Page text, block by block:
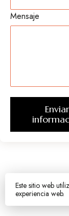
Mensaje
Enviar
Este sitio web
experiencia web.